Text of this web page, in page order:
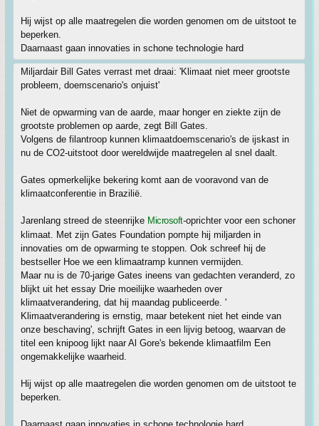
Hij wijst op alle maatregelen die worden genomen om de uitstoot te
beperken.
Daarnaast gaan innovaties in schone technologie hard
Miljardair Bill Gates verrast met draai: 'Klimaat niet meer grootste
probleem, doemscenario's onjuist'
Niet de opwarming van de aarde, maar honger en ziekte zijn de
grootste problemen op aarde, zegt Bill Gates.
Volgens de filantroop kunnen klimaatdoemscenario's de ijskast in
nu de CO2-uitstoot door wereldwijde maatregelen al snel daalt.
Gates opmerkelijke bekering komt aan de vooravond van de
klimaatconferentie in Brazilië.
Jarenlang streed de steenrijke Microsoft-oprichter voor een schoner
klimaat. Met zijn Gates Foundation pompte hij miljarden in
innovaties om de opwarming te stoppen. Ook schreef hij de
bestseller Hoe we een klimaatramp kunnen vermijden.
Maar nu is de 70-jarige Gates ineens van gedachten veranderd, zo
blijkt uit het essay Drie moeilijke waarheden over
klimaatverandering, dat hij maandag publiceerde. '
Klimaatverandering is ernstig, maar betekent niet het einde van
onze beschaving', schrijft Gates in een lijvig betoog, waarvan de
titel een knipoog lijkt naar Al Gore's bekende klimaatfilm Een
ongemakkelijke waarheid.
Hij wijst op alle maatregelen die worden genomen om de uitstoot te
beperken.